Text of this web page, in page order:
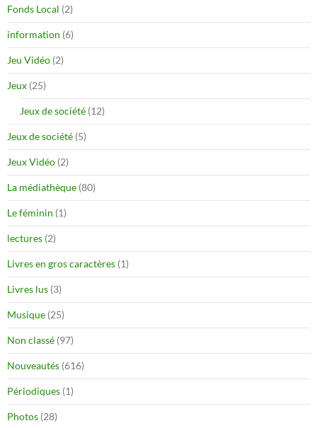
Fonds Local (2)
information (6)
Jeu Vidéo (2)
Jeux (25)
Jeux de société (12)
Jeux de société (5)
Jeux Vidéo (2)
La médiathèque (80)
Le féminin (1)
lectures (2)
Livres en gros caractères (1)
Livres lus (3)
Musique (25)
Non classé (97)
Nouveautés (616)
Périodiques (1)
Photos (28)